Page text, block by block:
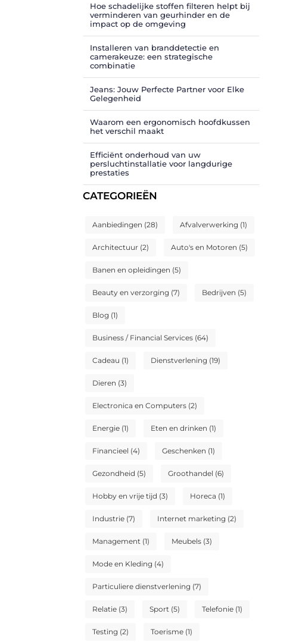
Hoe schadelijke stoffen filteren helpt bij
verminderen van geurhinder en de
impact op de omgeving
Installeren van branddetectie en
camerakeuze: een strategische
combinatie
Jeans: Jouw Perfecte Partner voor Elke
Gelegenheid
Waarom een ergonomisch hoofdkussen
het verschil maakt
Efficiënt onderhoud van uw
persluchtinstallatie voor langdurige
prestaties
CATEGORIEËN
Aanbiedingen (28) Afvalverwerking (1)
Architectuur (2) Auto's en Motoren (5)
Banen en opleidingen (5)
Beauty en verzorging (7) Bedrijven (5)
Blog (1)
Business / Financial Services (64)
Cadeau (1) Dienstverlening (19)
Dieren (3)
Electronica en Computers (2)
Energie (1) Eten en drinken (1)
Financieel (4) Geschenken (1)
Gezondheid (5) Groothandel (6)
Hobby en vrije tijd (3) Horeca (1)
Industrie (7) Internet marketing (2)
Management (1) Meubels (3)
Mode en Kleding (4)
Particuliere dienstverlening (7)
Relatie (3) Sport (5) Telefonie (1)
Testing (2) Toerisme (1)